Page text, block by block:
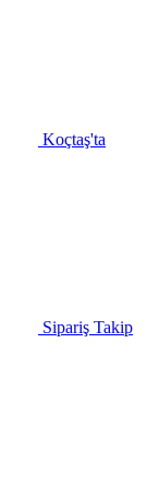
Koçtaş'ta
Sipariş Takip